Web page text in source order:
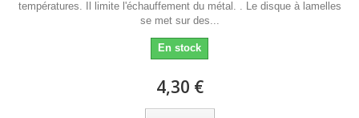
températures. Il limite l'échauffement du métal. . Le disque à lamelles
se met sur des...
En stock
4,30 €